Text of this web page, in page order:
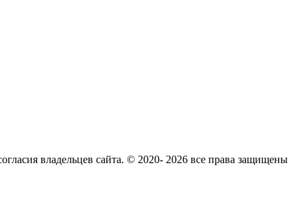
владельцев сайта. © 2020- 2026 все права защищены